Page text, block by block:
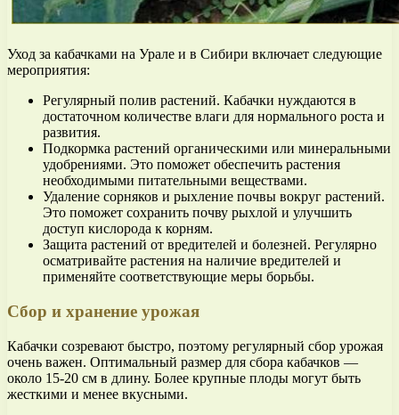
Уход за кабачками на Урале и в Сибири включает следующие
мероприятия:
Регулярный полив растений. Кабачки нуждаются в
достаточном количестве влаги для нормального роста и
развития.
Подкормка растений органическими или минеральными
удобрениями. Это поможет обеспечить растения
необходимыми питательными веществами.
Удаление сорняков и рыхление почвы вокруг растений.
Это поможет сохранить почву рыхлой и улучшить
доступ кислорода к корням.
Защита растений от вредителей и болезней. Регулярно
осматривайте растения на наличие вредителей и
применяйте соответствующие меры борьбы.
Сбор и хранение урожая
Кабачки созревают быстро, поэтому регулярный сбор урожая
очень важен. Оптимальный размер для сбора кабачков —
около 15-20 см в длину. Более крупные плоды могут быть
жесткими и менее вкусными.